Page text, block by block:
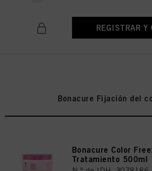
REGISTRAR Y
Bonacure Fijación del
Bonacure Color
Tratamiento 500ml